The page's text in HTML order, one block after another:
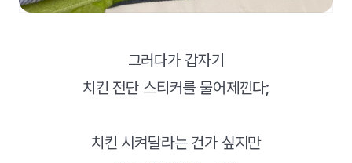
그러다가 갑자기
치킨 전단 스티커를 물어제낀다;
치킨 시켜달라는 건가 싶지만